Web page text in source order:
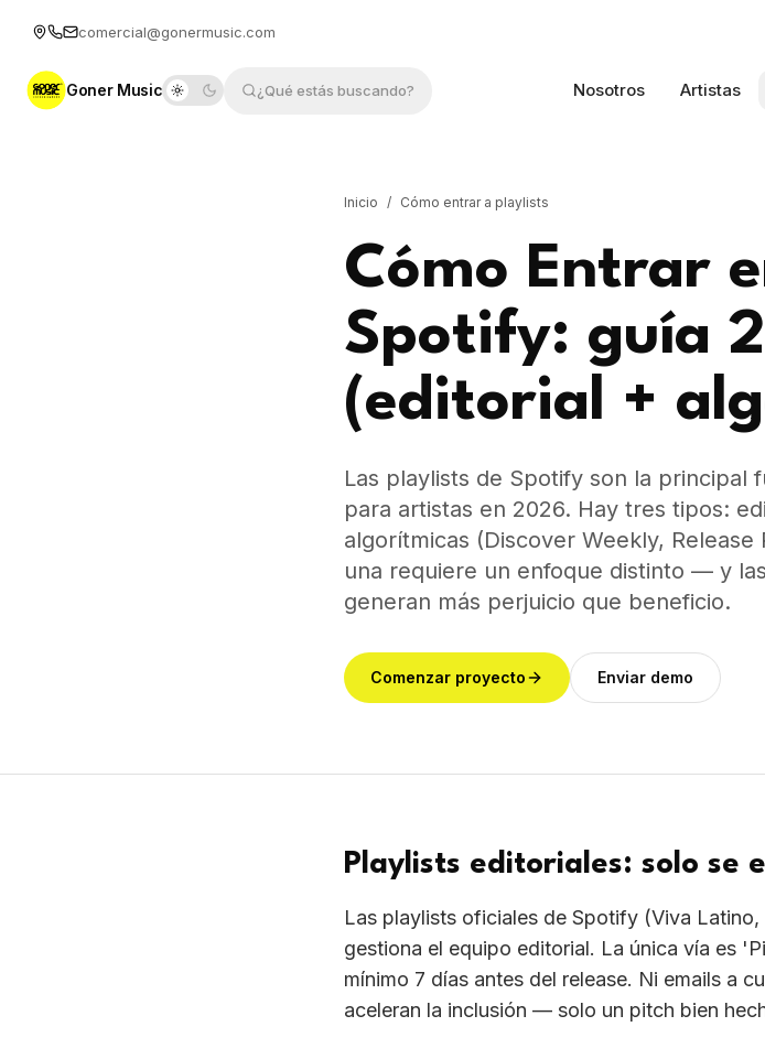
comercial@gonermusic.com
Goner Music ¿Qué estás buscando? Nosotros Artistas
Inicio / Cómo entrar a playlists
Cómo Entrar
Spotify: guía
(editorial +
Las playlists de Spotify son la principal
para artistas en 2026. Hay tres tipos:
algorítmicas (Discover Weekly,
una requiere un enfoque distinto — y
generan más perjuicio que beneficio.
Comenzar proyecto Enviar demo
Playlists editoriales: solo se
Las playlists oficiales de Spotify (Viva
gestiona el equipo editorial. La única vía es
mínimo 7 días antes del release. Ni emails a
aceleran la inclusión — solo un pitch bien